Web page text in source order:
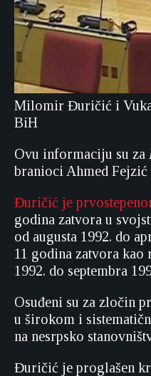
Milomir Đuričić i
BiH
Ovu informaciju su za
branioci Ahmed
Đuričić je
godina zatvora u
od augusta 1992. do
11 godina zatvora kao
1992. do septembra
Osuđeni su za zločin
u širokom i
na nesrpsko
Đuričić je proglašen